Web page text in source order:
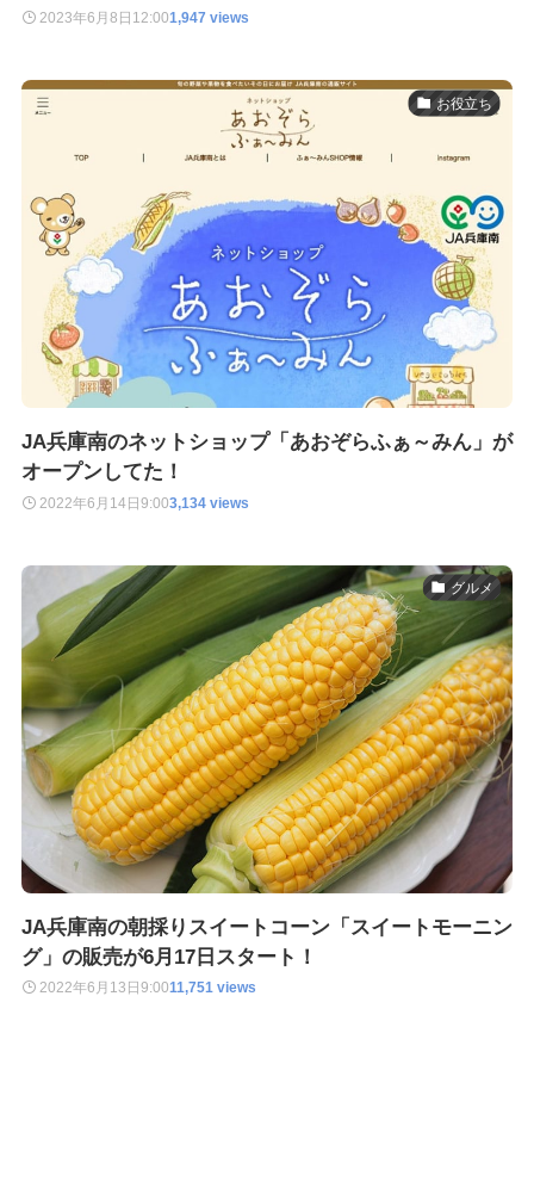
2023年6月8日 12:001,947 views
お役立ち
JA兵庫南のネットショップ「あおぞらふぁ～みん」が
オープンしてた！
2022年6月14日9:003,134 views
グルメ
JA兵庫南の朝採りスイートコーン「スイートモーニン
グ」の販売が6月17日スタート！
2022年6月13日 9:0011,751 views